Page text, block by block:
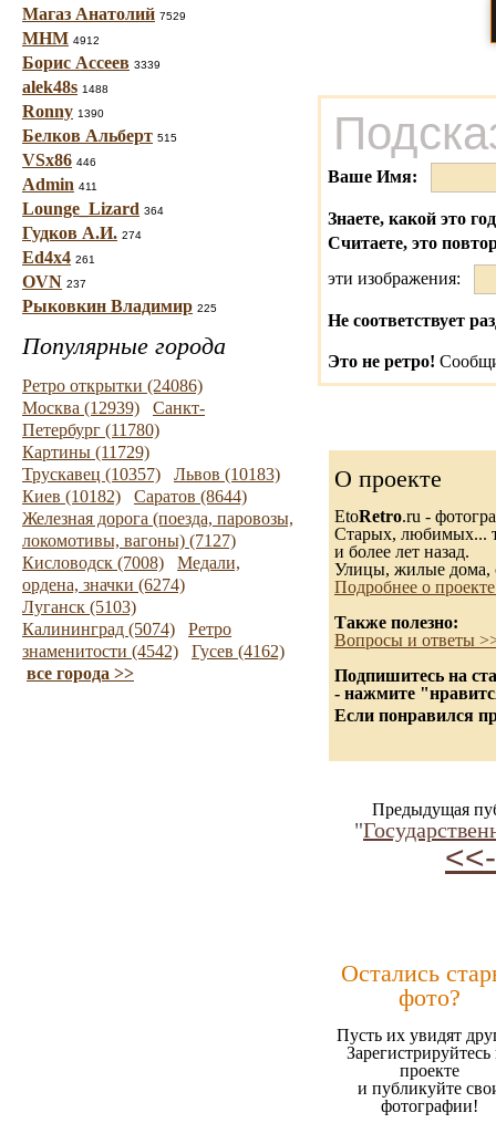
Магаз Анатолий 7529
МНМ 4912
Борис Ассеев 3339
alek48s 1488
Ronny 1390
Белков Альберт 515
VSx86 446
Admin 411
Lounge_Lizard 364
Гудков А.И. 274
Ed4x4 261
OVN 237
Рыковкин Владимир 225
Популярные города
Ретро открытки (24086)
Москва (12939)
Санкт-
Петербург (11780)
Картины (11729)
Трускавец (10357)
Львов (10183)
Киев (10182)
Саратов (8644)
Железная дорога (поезда, паровозы,
локомотивы, вагоны) (7127)
Кисловодск (7008)
Медали,
ордена, значки (6274)
Луганск (5103)
Калининград (5074)
Ретро
знаменитости (4542)
Гусев (4162)
все города >>
Ваше Имя:
Знаете, какой это
Считаете, это
эти изображения:
Не соответствует
Это не ретро!
О проекте
EtoRetro.ru -
Старых, любимых...
и более лет назад.
Улицы, жилые дома,
Подробнее о
Также полезно:
Вопросы и ответы
Подпишитесь на
- нажмите
Если понравился
Предыдущая
"
<<-
Остались
фото?
Пусть их увидят
Зарегистрируйтесь
проекте
и публикуйте
фотографии!